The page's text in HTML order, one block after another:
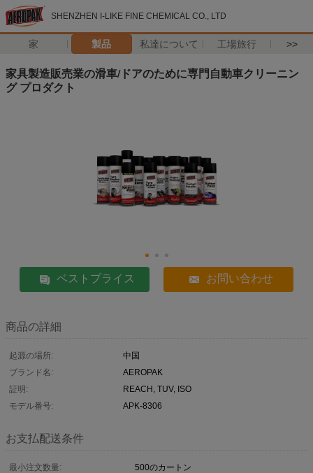
SHENZHEN I-LIKE FINE CHEMICAL CO., LTD
家 製品 私達について 工場旅行 >>
家具製造販売業の滑車/ドアのために専門自動車クリーニン
グ プロダクト
ベストプライス お問い合わせ
商品の詳細
起源の場所:
中国
ブランド名:
AEROPAK
証明:
REACH, TUV, ISO
モデル番号:
APK-8306
お支払配送条件
最小注文数量:
500のカートン